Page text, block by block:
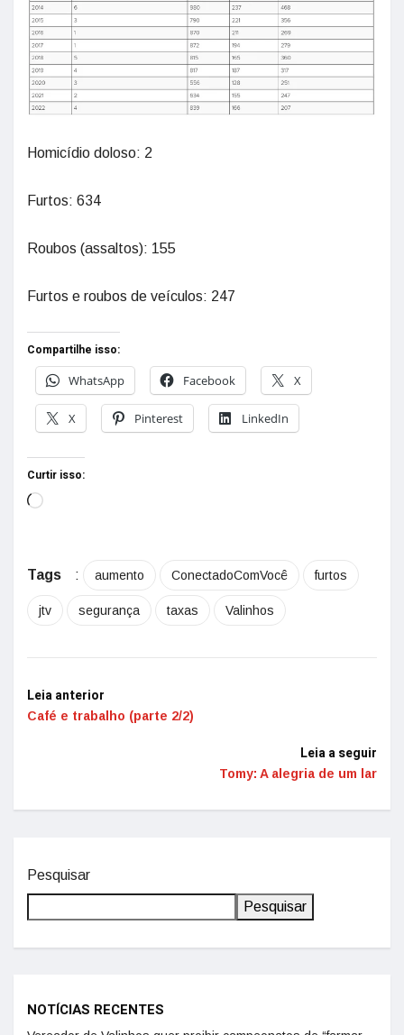
Homicídio doloso: 2
Furtos: 634
Roubos (assaltos): 155
Furtos e roubos de veículos: 247
Compartilhe isso:
WhatsApp
Facebook X
X Pinterest LinkedIn
Curtir isso:
Tags : aumento ConectadoComVocê furtos
jtv segurança taxas Valinhos
Leia anterior
Café e trabalho (parte 2/2)
Leia a seguir
Tomy: A alegria de um lar
Pesquisar
Pesquisar
NOTÍCIAS RECENTES